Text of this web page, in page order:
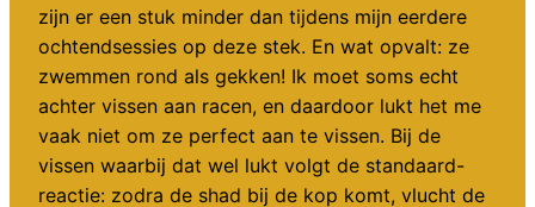
zijn er een stuk minder dan tijdens mijn eerdere
ochtendsessies op deze stek. En wat opvalt: ze
zwemmen rond als gekken! Ik moet soms echt
achter vissen aan racen, en daardoor lukt het me
vaak niet om ze perfect aan te vissen. Bij de
vissen waarbij dat wel lukt volgt de standaard-
reactie: zodra de shad bij de kop komt, vlucht de